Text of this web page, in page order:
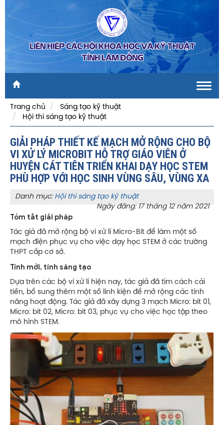
LIÊN HIỆP CÁC HỘI KHOA HỌC VÀ KỸ THUẬT
TỈNH LÂM ĐỒNG
Trang chủ
Sáng tạo kỹ thuật
Hội thi sáng tạo kỹ thuật
GIẢI PHÁP THIẾT KẾ MẠCH MỞ RỘNG CHO BỘ
VI XỬ LÝ MICROBIT HỖ TRỢ GIÁO VIÊN Ở
HUYỆN CÁT TIÊN TRIỂN KHAI DẠY HỌC STEM
PHÙ HỢP VỚI HỌC SINH VÙNG SÂU, VÙNG XA
Danh mục: Hội thi sáng tạo kỹ thuật
Ngày đăng: 17 tháng 12 năm 2021
Tóm tắt giải pháp
Tác giả đã mở rộng bộ vi xử lí Micro-Bit để làm một số
mạch điện phục vụ cho việc dạy học STEM ở các trường
THPT cấp cơ sở.
Tính mới, tính sáng tạo
Dựa trên các bộ vi xử lí hiện nay, tác giả đã tìm cách cải
tiến, bổ sung thêm một số linh kiện để mở rộng các tính
năng hoạt động. Tác giả đã xây dựng 3 mạch Micro: bit 01,
Micro: bit 02, Micro: bit 03, phục vụ cho việc học tập theo
mô hình STEM.